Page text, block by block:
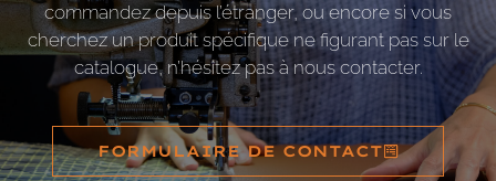
commandez depuis l’étranger, ou encore si vous
cherchez un produit spécifique ne figurant pas sur le
catalogue, n’hésitez pas à nous contacter.
FORMULAIRE DE CONTACT